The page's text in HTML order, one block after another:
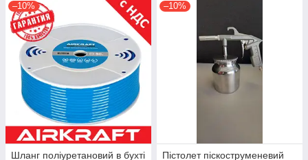
–10%
Шланг поліуретановий в бухті
–10%
Пістолет піскоструменевий